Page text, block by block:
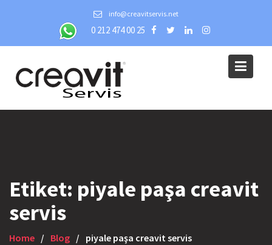
info@creavitservis.net
0 212 474 00 25
Etiket: piyale paşa creavit
servis
Home Blog piyale paşa creavit servis